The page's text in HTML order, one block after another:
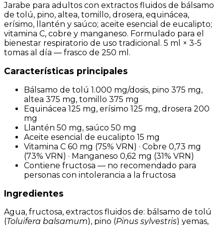
Jarabe para adultos con extractos fluidos de bálsamo
de tolú, pino, altea, tomillo, drosera, equinácea,
erísimo, llantén y saúco; aceite esencial de eucalipto;
vitamina C, cobre y manganeso. Formulado para el
bienestar respiratorio de uso tradicional. 5 ml × 3-5
tomas al día — frasco de 250 ml.
Características principales
Bálsamo de tolú 1.000 mg/dosis, pino 375 mg,
altea 375 mg, tomillo 375 mg
Equinácea 125 mg, erísimo 125 mg, drosera 200
mg
Llantén 50 mg, saúco 50 mg
Aceite esencial de eucalipto 15 mg
Vitamina C 60 mg (75% VRN) · Cobre 0,73 mg
(73% VRN) · Manganeso 0,62 mg (31% VRN)
Contiene fructosa — no recomendado para
personas con intolerancia a la fructosa
Ingredientes
Agua, fructosa, extractos fluidos de: bálsamo de tolú
(Toluifera balsamum), pino (Pinus sylvestris) yemas,